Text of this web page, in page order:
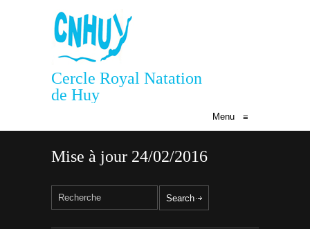
Cercle Royal Natation
de Huy
Menu ≡
Mise à jour 24/02/2016